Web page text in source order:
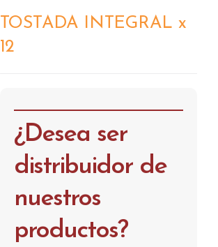
TOSTADA INTEGRAL x
12
¿Desea ser
distribuidor de
nuestros
productos?